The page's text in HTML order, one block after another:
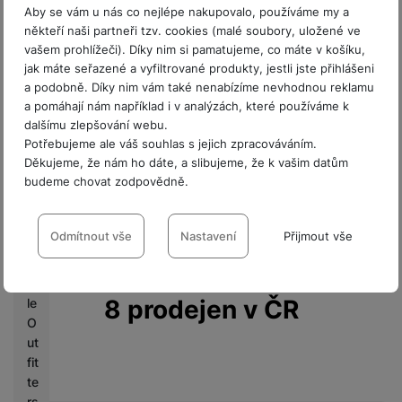
Aby se vám u nás co nejlépe nakupovalo, používáme my a
někteří naši partneři tzv. cookies (malé soubory, uložené ve
vašem prohlížeči). Díky nim si pamatujeme, co máte v košíku,
jak máte seřazené a vyfiltrované produkty, jestli jste přihlášeni
a podobně. Díky nim vám také nenabízíme nevhodnou reklamu
a pomáhají nám například i v analýzách, které používáme k
dalšímu zlepšování webu.
Potřebujeme ale váš souhlas s jejich zpracováváním.
Děkujeme, že nám ho dáte, a slibujeme, že k vašim datům
budeme chovat zodpovědně.
Nastavení souhlasů s kategoriemi
cookies
VŽDY AKTIVNÍ
Technické cookies umožňují váš průchod nákupním košíkem,
porovnávání produktů a další nezbytné funkce.
Preferenční a rozšířené funkce
Preferenční a rozšířené funkce
nastavovat znovu a abyste se s námi mohli spojit např. pomocí
Odmítnout vše Nastavení Přijmout vše
a
x
y
U
n
p
a
c
k
e
le
O
ut
fit
te
příslušenství.
Seznam
prodejen
8 prodejen v ČR